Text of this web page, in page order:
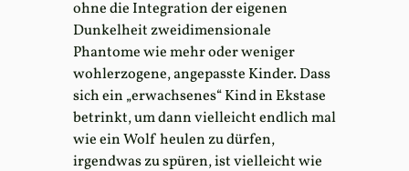
ohne die Integration der eigenen
Dunkelheit zweidimensionale
Phantome wie mehr oder weniger
wohlerzogene, angepasste Kinder. Dass
sich ein „erwachsenes“ Kind in Ekstase
betrinkt, um dann vielleicht endlich mal
wie ein Wolf heulen zu dürfen,
irgendwas zu spüren, ist vielleicht wie